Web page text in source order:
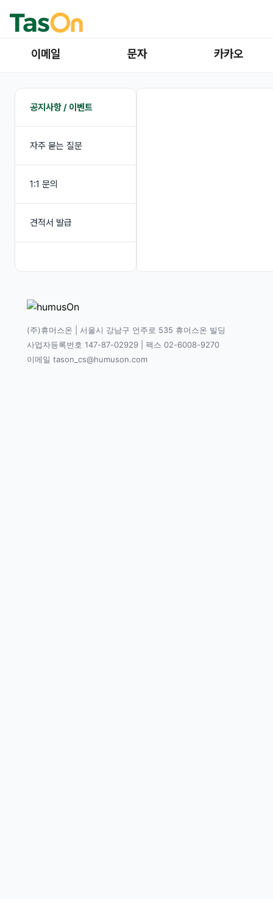
이메일 문자 카카오
공지사항 / 이벤트
자주 묻는 질문
1:1 문의
견적서 발급
(주)휴머스온 | 서울시 강남구 언주로 535 휴머스온 빌딩
사업자등록번호 147-87-02929 | 팩스 02-6008-9270
이메일 tason_cs@humuson.com